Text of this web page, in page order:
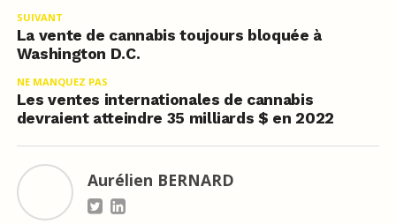
SUIVANT
La vente de cannabis toujours bloquée à
Washington D.C.
NE MANQUEZ PAS
Les ventes internationales de cannabis
devraient atteindre 35 milliards $ en 2022
Aurélien BERNARD